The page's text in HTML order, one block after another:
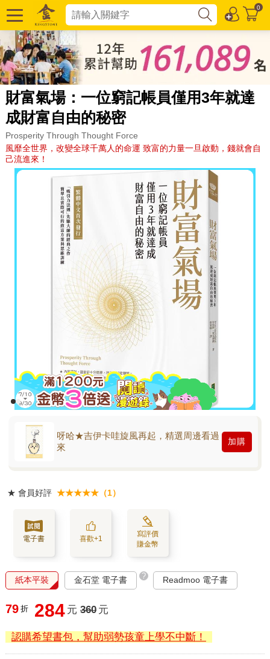
0
財富氣場：一位窮記帳員僅用3年就達
成財富自由的秘密
Prosperity Through Thought Force
風靡全世界，改變全球千萬人的命運 致富的力量一旦啟動，錢就會自
己流進來！
呀哈★吉伊卡哇旋風再起，精選周邊看過
來
加購
★ 會員好評 ★★★★★（1）
電子書 喜歡+1
寫評價
賺金幣
紙本平裝 金石堂 電子書 ? Readmoo 電子書
79 折 284 元 360 元
認購希望書包，幫助弱勢孩童上學不中斷！